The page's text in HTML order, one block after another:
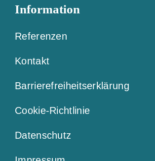
Information
Referenzen
Kontakt
Barrierefreiheitserklärung
Cookie-Richtlinie
Datenschutz